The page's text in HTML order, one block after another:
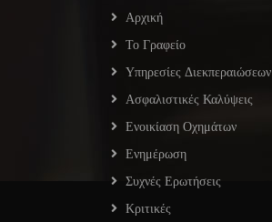
Αρχική
Το Γραφείο
Υπηρεσίες Διεκπεραιώσεων
Ασφαλιστικές Καλύψεις
Ενοικίαση Οχημάτων
Ενημέρωση
Συχνές Ερωτήσεις
Κριτικές